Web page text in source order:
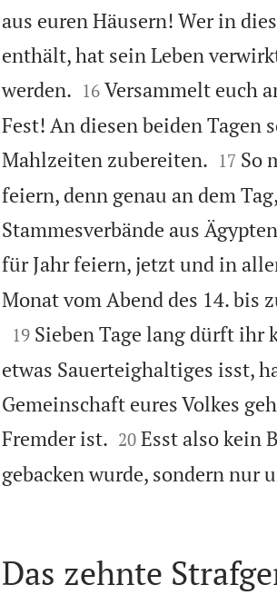
aus euren Häusern! Wer in
enthält, hat sein Leben
werden.
16 Versammelt euch
Fest! An diesen beiden
Mahlzeiten zubereiten.
17 So
feiern, denn genau an dem
Stammesverbände aus
für Jahr feiern, jetzt und in
Monat vom Abend des 14. bis

19 Sieben Tage lang dürft ihr
etwas Sauerteighaltiges isst,
Gemeinschaft eures Volkes
Fremder ist.
20 Esst also kein
gebacken wurde, sondern nur
Das zehnte